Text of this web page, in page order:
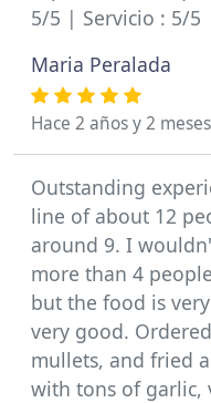
5/5 | Servicio : 5/
Maria Peralada
Hace 2 años y 2 meses
Outstanding
line of about 12
around 9. I
more than 4
but the food is
very good.
mullets, and fried
with tons of garlic,